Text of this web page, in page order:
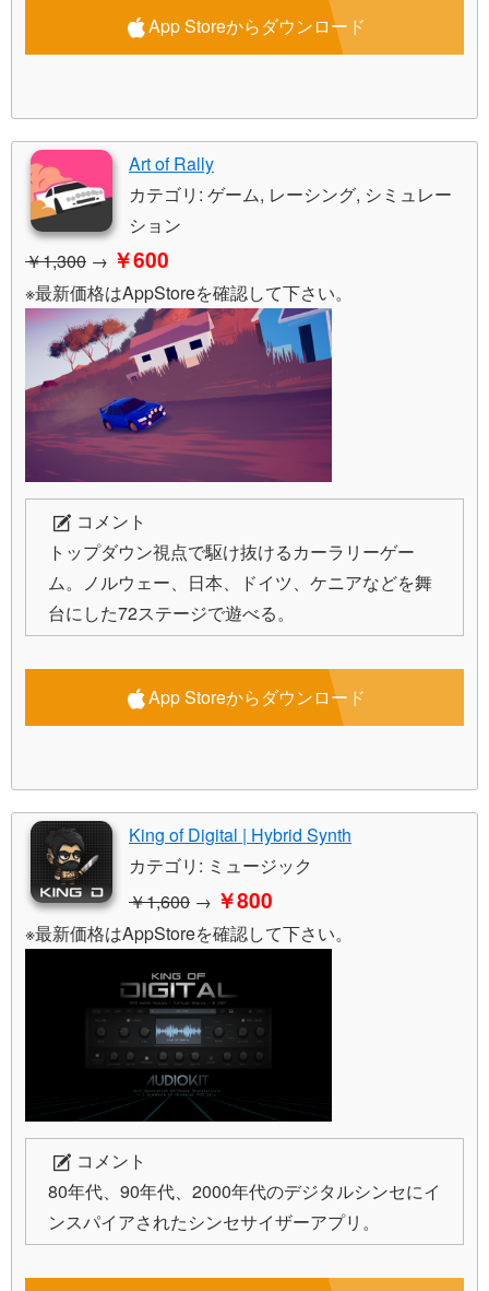
App Storeからダウンロード
Art of Rally
カテゴリ: ゲーム, レーシング, シミュレー
ション
￥1,300 → ￥600
※最新価格はAppStoreを確認して下さい。
コメント
トップダウン視点で駆け抜けるカーラリーゲー
ム。ノルウェー、日本、ドイツ、ケニアなどを舞
台にした72ステージで遊べる。
App Storeからダウンロード
King of Digital | Hybrid Synth
カテゴリ: ミュージック
￥1,600 → ￥800
※最新価格はAppStoreを確認して下さい。
コメント
80年代、90年代、2000年代のデジタルシンセにイ
ンスパイアされたシンセサイザーアプリ。